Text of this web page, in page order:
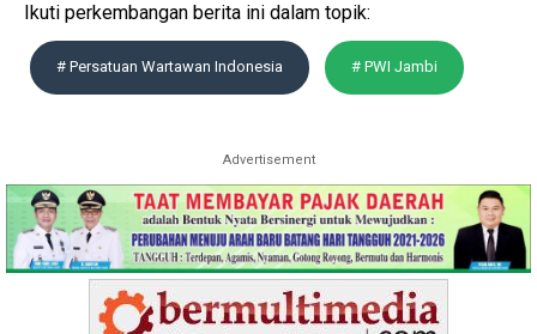
Ikuti perkembangan berita ini dalam topik:
# Persatuan Wartawan Indonesia # PWI Jambi
Advertisement